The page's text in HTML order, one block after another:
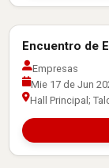
Actividades con
Encuentro de
Empresas
Mie 17 de Jun
Hall Principal;